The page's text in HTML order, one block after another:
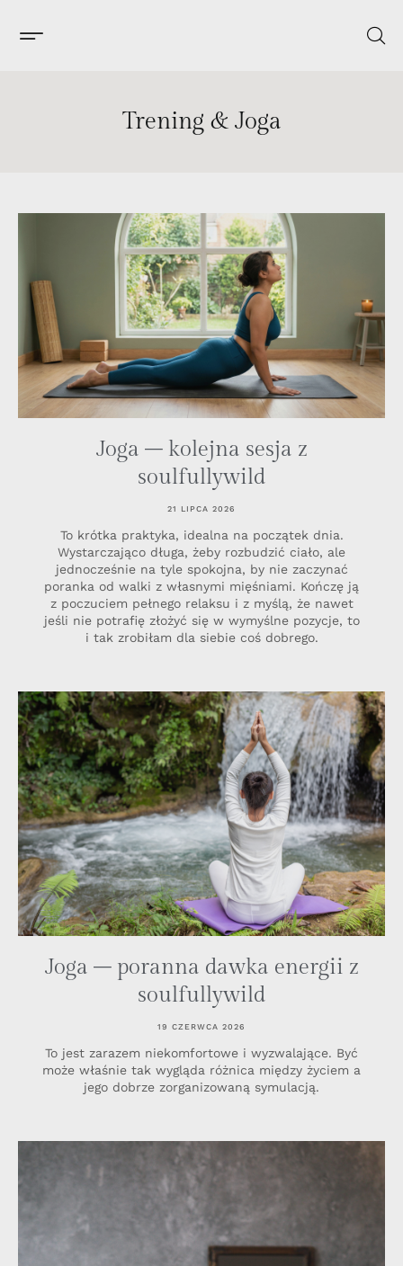
Trening & Joga
Joga – kolejna sesja z
soulfullywild
21 LIPCA 2026
To krótka praktyka, idealna na początek dnia.
Wystarczająco długa, żeby rozbudzić ciało, ale
jednocześnie na tyle spokojna, by nie zaczynać
poranka od walki z własnymi mięśniami. Kończę ją
z poczuciem pełnego relaksu i z myślą, że nawet
jeśli nie potrafię złożyć się w wymyślne pozycje, to
i tak zrobiłam dla siebie coś dobrego.
Joga – poranna dawka energii z
soulfullywild
19 CZERWCA 2026
To jest zarazem niekomfortowe i wyzwalające. Być
może właśnie tak wygląda różnica między życiem a
jego dobrze zorganizowaną symulacją.